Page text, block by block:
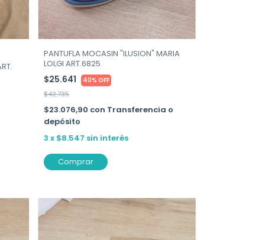
PANTUFLA MOCASIN "ILUSION" MARIA
LOLGI ART.6825
$25.641 40% OFF
$42.735
$23.076,90 con Transferencia o
depósito
3 x $8.547 sin interés
Comprar